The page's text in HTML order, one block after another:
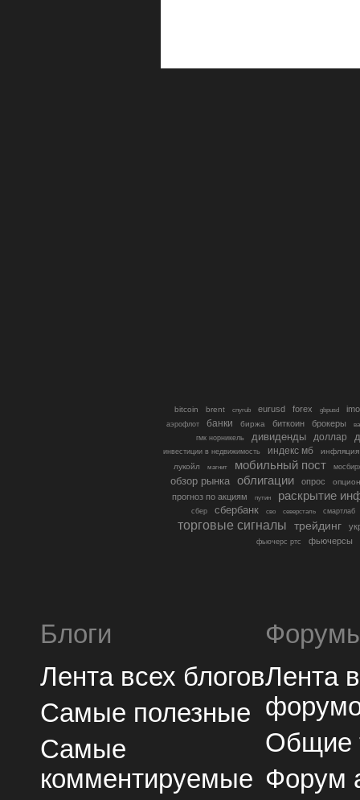
bitcoin brent cnyrub eurusd forex gbpusd
аэрофлот банки биржа биткоин брокеры
гмк норникель
дивиденды доллар
инвестиции в недвижимость индекс мб
инфляция
лукойл
магнит мобильный пост
обзор рынка облигации опрос
прогноз по акциям путин раскрытие
сбер сбербанк сво северсталь смартлаб
торговые сигналы трейдинг
фьючерс ртс фьючерсы
Блоги
Лента всех блогов
Самые полезные
Самые
комментируемые
Лента
Общие
Форум